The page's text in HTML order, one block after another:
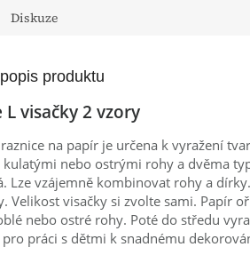
Diskuze
produktu
L visačky 2 vzory
na papír je určena k vyražení
kulatými nebo ostrými rohy a dvěma
Lze vzájemně kombinovat rohy a
Velikost visačky si zvolte sami. Papír
nebo ostré rohy. Poté do středu
práci s dětmi k snadnému